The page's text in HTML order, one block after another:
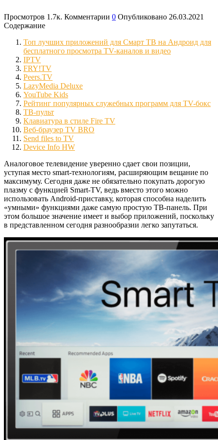
Просмотров 1.7к. Комментарии 0 Опубликовано 26.03.2021
Содержание
Топ лучших приложений для Смарт ТВ на Андроид для
бесплатного просмотра TV-каналов и видео
IPTV
FRY!TV
Peers.TV
LazyMedia Deluxe
YouTube Kids
Рейтинг популярных служебных программ для TV-бокс
ТВ-пульт
Клавиатура в стиле Fire TV
Веб-браузер TV BRO
Send files to TV
Device Info HW
Аналоговое телевидение уверенно сдает свои позиции,
уступая место smart-технологиям, расширяющим вещание по
максимуму. Сегодня даже не обязательно покупать дорогую
плазму с функцией Smart-TV, ведь вместо этого можно
использовать Android-приставку, которая способна наделить
«умными» функциями даже самую простую ТВ-панель. При
этом большое значение имеет и выбор приложений, поскольку
в представленном сегодня разнообразии легко запутаться.